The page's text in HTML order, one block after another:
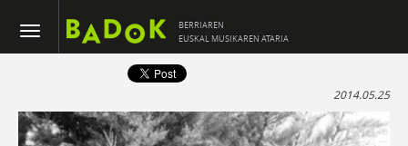
BERRIAREN
EUSKAL MUSIKAREN ATARIA
2014.05.25